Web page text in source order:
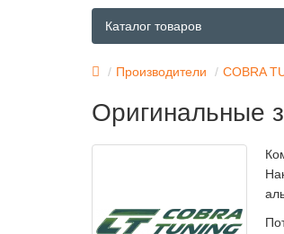
Каталог товаров
Производители COBRA
Оригинальные